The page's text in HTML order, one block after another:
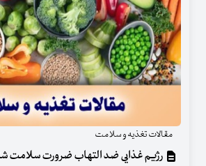
مقالات تغذیه و سلامت
رژیم غذایی ضد التهاب ضرورت سلامت